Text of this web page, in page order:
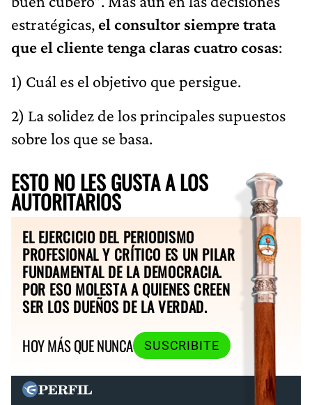
estratégicas, el consultor siempre trata
que el cliente tenga claras cuatro cosas:
1) Cuál es el objetivo que persigue.
2) La solidez de los principales supuestos
sobre los que se basa.
ESTO NO LES GUSTA A LOS
AUTORITARIOS
EL EJERCICIO DEL PERIODISMO
PROFESIONAL Y CRÍTICO ES UN PILAR
FUNDAMENTAL DE LA DEMOCRACIA.
POR ESO MOLESTA A QUIENES CREEN
SER LOS DUEÑOS DE LA VERDAD.
HOY MÁS QUE NUNCA
SUSCRIBITE